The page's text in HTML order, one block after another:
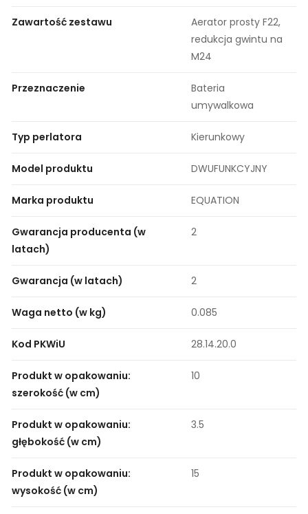
Zawartość zestawu
Aerator prosty F22,
redukcja gwintu na
M24
Przeznaczenie
Bateria
umywalkowa
Typ perlatora Kierunkowy
Model produktu DWUFUNKCYJNY
Marka produktu EQUATION
Gwarancja producenta (w
latach)
2
Gwarancja (w latach) 2
Waga netto (w kg) 0.085
Kod PKWiU 28.14.20.0
Produkt w opakowaniu:
szerokość (w cm)
10
Produkt w opakowaniu:
głębokość (w cm)
3.5
Produkt w opakowaniu:
wysokość (w cm)
15